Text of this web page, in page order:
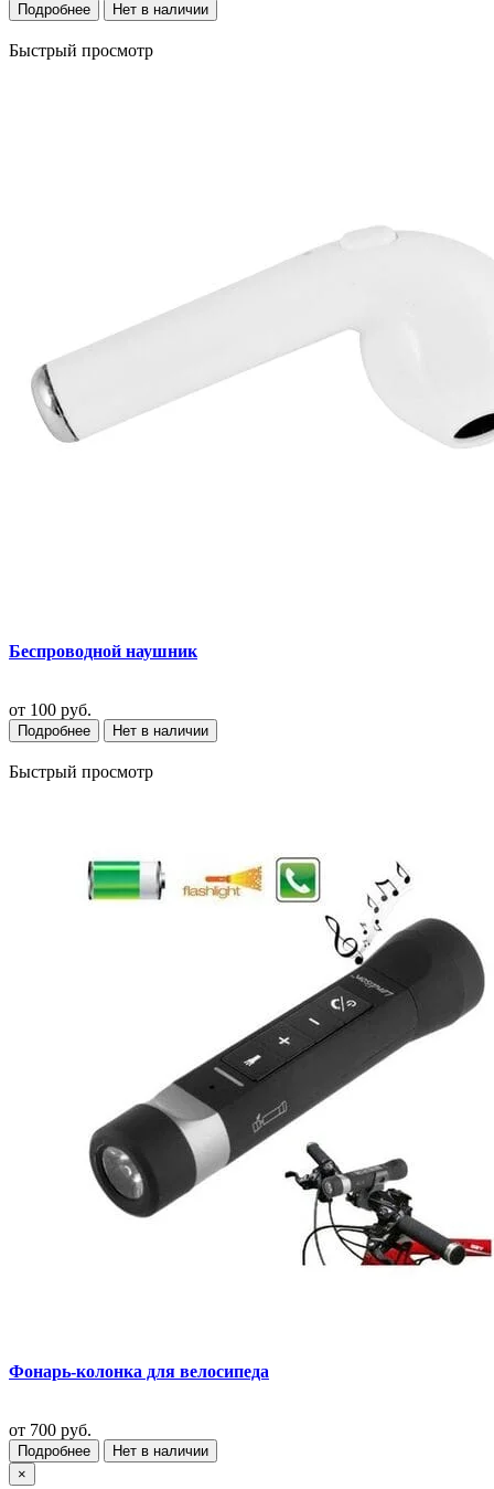
Подробнее Нет в наличии
Быстрый просмотр
Беспроводной наушник
от 100 руб.
Подробнее Нет в наличии
Быстрый просмотр
Фонарь-колонка для велосипеда
от 700 руб.
Подробнее
Нет в наличии
×